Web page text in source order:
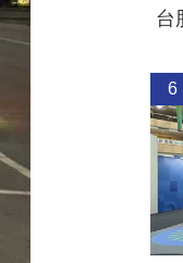
6